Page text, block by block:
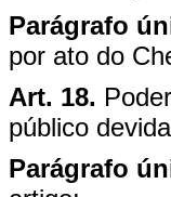
Parágrafo
por ato do
Art. 18.
público
Parágrafo